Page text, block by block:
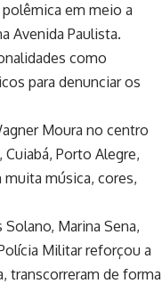
em meio a
Avenida Paulista.
como
para denunciar os
Moura no centro
Porto Alegre,
música, cores,
Marina Sena,
Militar reforçou a
transcorreram de forma